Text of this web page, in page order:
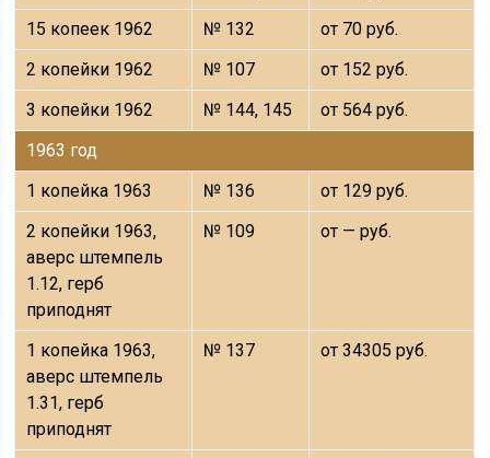
15 копеек 1962
№ 132
от 70 руб.
2 копейки 1962
№ 107
от 152 руб.
3 копейки 1962
№ 144, 145
от 564 руб.
1963 год
1 копейка 1963
№ 136
от 129 руб.
2 копейки 1963,
аверс штемпель
1.12, герб
приподнят
№ 109 от — руб.
1 копейка 1963,
аверс штемпель
1.31, герб
приподнят
№ 137 от 34305 руб.